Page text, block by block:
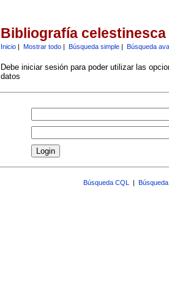
Bibliografía celestinesca
Inicio| Mostrar todo| Búsqueda simple| Búsqueda
Debe iniciar sesión para poder utilizar las
datos
Búsqueda CQL |